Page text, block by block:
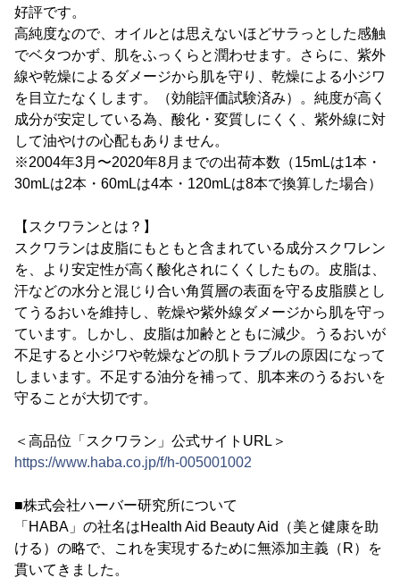
好評です。
高純度なので、オイルとは思えないほどサラっとした感触
でベタつかず、肌をふっくらと潤わせます。さらに、紫外
線や乾燥によるダメージから肌を守り、乾燥による小ジワ
を目立たなくします。（効能評価試験済み）。純度が高く
成分が安定している為、酸化・変質しにくく、紫外線に対
して油やけの心配もありません。
※2004年3月〜2020年8月までの出荷本数（15mLは1本・
30mLは2本・60mLは4本・120mLは8本で換算した場合）
【スクワランとは？】
スクワランは皮脂にもともと含まれている成分スクワレン
を、より安定性が高く酸化されにくくしたもの。皮脂は、
汗などの水分と混じり合い角質層の表面を守る皮脂膜とし
てうるおいを維持し、乾燥や紫外線ダメージから肌を守っ
ています。しかし、皮脂は加齢とともに減少。うるおいが
不足すると小ジワや乾燥などの肌トラブルの原因になって
しまいます。不足する油分を補って、肌本来のうるおいを
守ることが大切です。
＜高品位「スクワラン」公式サイトURL＞
https://www.haba.co.jp/f/h-005001002
■株式会社ハーバー研究所について
「HABA」の社名はHealth Aid Beauty Aid（美と健康を助
ける）の略で、これを実現するために無添加主義（R）を
貫いてきました。